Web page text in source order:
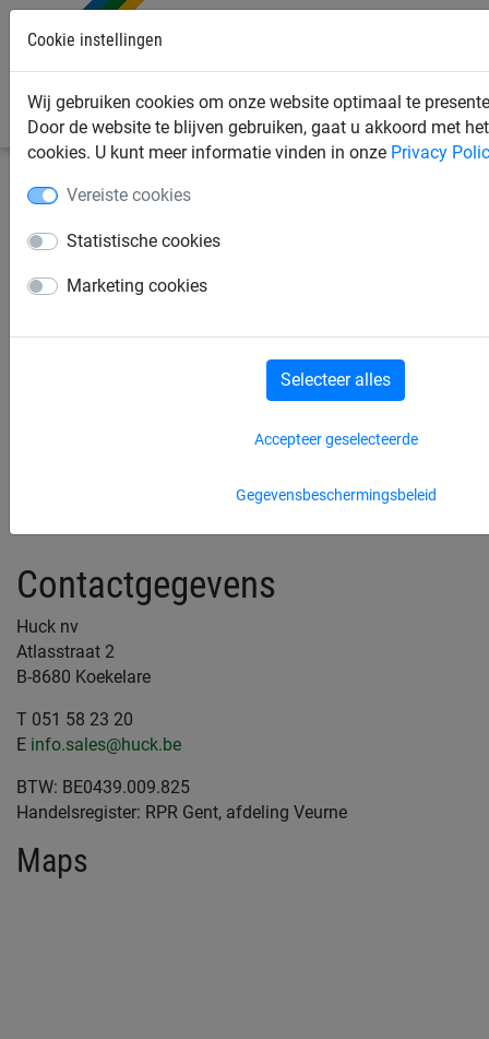
Cookie instellingen
Wij gebruiken cookies om onze website optimaal te
Door de website te blijven gebruiken, gaat u akkoord met
cookies. U kunt meer informatie vinden in onze Privacy
Vereiste cookies
Statistische cookies
Marketing cookies
Gegevensbeschermingsbeleid
Accepteer geselecteerde
Selecteer alles
Contactgegevens
Huck nv
Atlasstraat 2
B-8680 Koekelare
T 051 58 23 20
E info.sales@huck.be
BTW: BE0439.009.825
Handelsregister: RPR Gent, afdeling Veurne
Maps